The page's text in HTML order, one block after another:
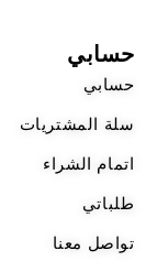
حسابي
حسابي
سلة المشتريات
اتمام الشراء
طلباتي
تواصل معنا